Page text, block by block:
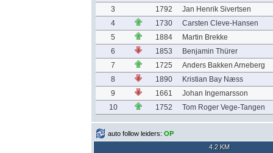
3
1792
Jan Henrik Sivertsen
4
1730
Carsten Cleve-Hansen
5
1884
Martin Brekke
6
1853
Benjamin Thürer
7
1725
Anders Bakken Arneberg
8
1890
Kristian Bay Næss
9
1661
Johan Ingemarsson
10
1752 Tom Roger Vege-Tangen
auto follow leiders: OP
4.2 KM